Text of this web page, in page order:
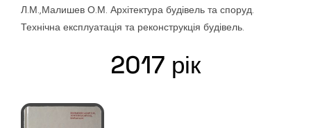
Л.М.,Малишев О.М. Архітектура будівель та споруд.
Технічна експлуатація та реконструкція будівель.
2017 рік